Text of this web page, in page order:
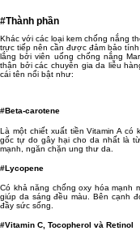
#Thành phần
Khác với các loại kem chống nắng
trực tiếp nên cần được đảm bảo
lắng bởi viên uống chống nắng
thận bởi các chuyên gia da liễu
cái tên nổi bật như:
#Beta-carotene
Là một chiết xuất tiền Vitamin A
gốc tự do gây hại cho da nhất là
mạnh, ngăn chặn ung thư da.
#Lycopene
Có khả năng chống oxy hóa mạnh
giúp da sáng đều màu. Bên cạnh
đầy sức sống.
#Vitamin C, Tocopherol và Retinol